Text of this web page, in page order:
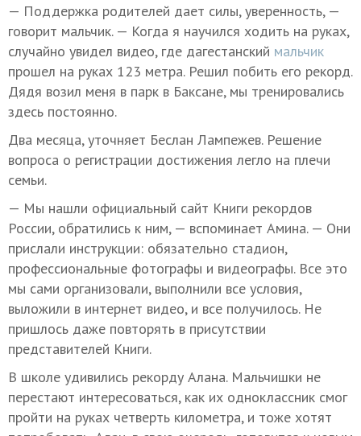
— Поддержка родителей дает силы, уверенность, —
говорит мальчик. — Когда я научился ходить на руках,
случайно увидел видео, где дагестанский мальчик
прошел на руках 123 метра. Решил побить его рекорд.
Дядя возил меня в парк в Баксане, мы тренировались
здесь постоянно.
Два месяца, уточняет Беслан Лампежев. Решение
вопроса о регистрации достижения легло на плечи
семьи.
— Мы нашли официальный сайт Книги рекордов
России, обратились к ним, — вспоминает Амина. — Они
прислали инструкции: обязательно стадион,
профессиональные фотографы и видеографы. Все это
мы сами организовали, выполнили все условия,
выложили в интернет видео, и все получилось. Не
пришлось даже повторять в присутствии
представителей Книги.
В школе удивились рекорду Алана. Мальчишки не
перестают интересоваться, как их одноклассник смог
пройти на руках четверть километра, и тоже хотят